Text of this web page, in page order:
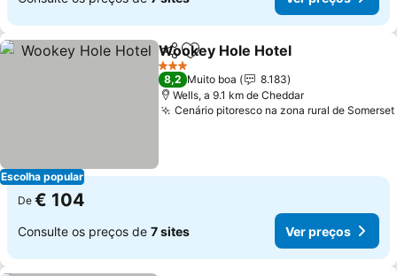
Escolha popular
PartilharAdicionar aos favoritos
Wookey Hole Hotel
3 Estrelas
8,2 Muito boa
8.183
Wells, a 9.1 km de Cheddar
Cenário pitoresco na zona rural de Somerset
De € 104
Consulte os preços de 7 sites Ver preços